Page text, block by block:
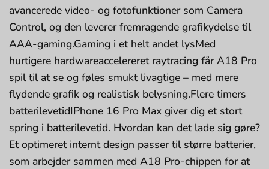
avancerede video- og fotofunktioner som Camera
Control, og den leverer fremragende grafikydelse til
AAA-gaming.Gaming i et helt andet lysMed
hurtigere hardwareaccelereret raytracing får A18 Pro
spil til at se og føles smukt livagtige – med mere
flydende grafik og realistisk belysning.Flere timers
batterilevetidIPhone 16 Pro Max giver dig et stort
spring i batterilevetid. Hvordan kan det lade sig gøre?
Et optimeret internt design passer til større batterier,
som arbejder sammen med A18 Pro-chippen for at